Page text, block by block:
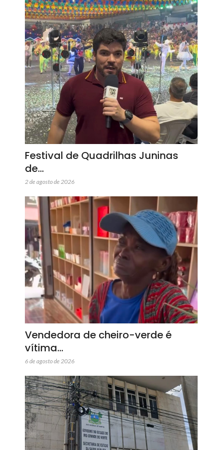
Festival de Quadrilhas Juninas
de…
2 de agosto de 2026
Vendedora de cheiro-verde é
vítima…
6 de agosto de 2026